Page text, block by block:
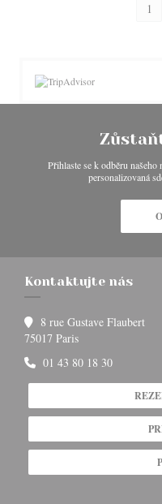
1
Přihlaste se k odběru našeho
personalizovaná
Kontaktujte nás
8 rue Gustave Flaubert
75017 Paris((otevře se v
01 43 80 18 30